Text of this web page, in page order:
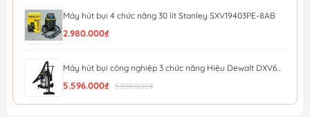
Máy hút bụi 4 chức năng 30 lít Stanley SXV19403PE-8AB
2.980.000₫
Máy hút bụi công nghiệp 3 chức năng Hiệu Dewalt DXV6...
5.596.000₫ 5.890.000₫